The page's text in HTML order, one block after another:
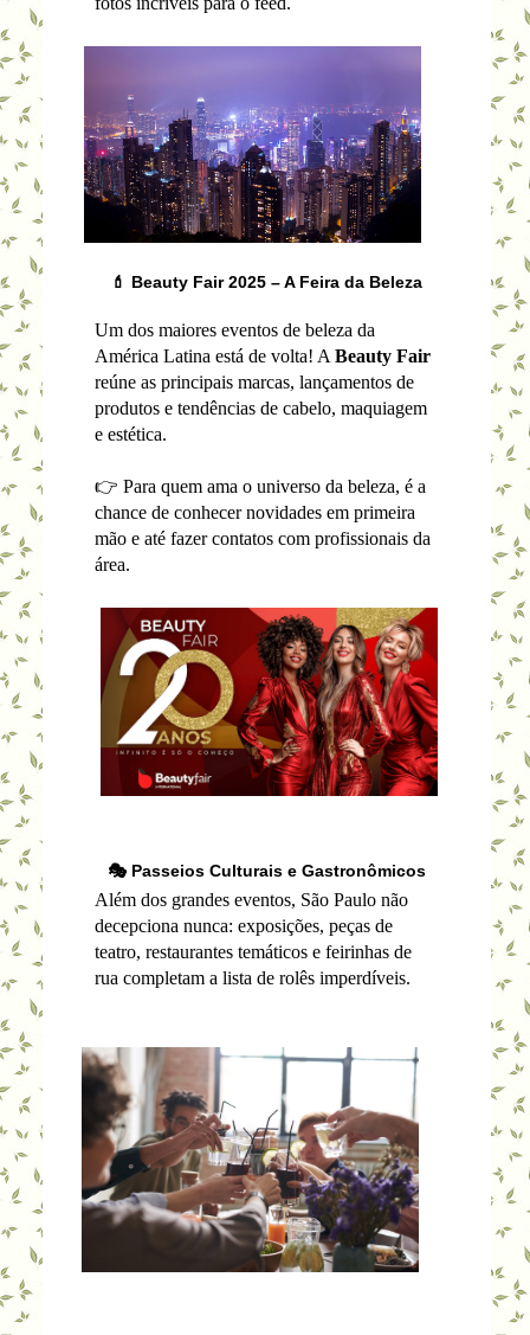
💄 Beauty Fair 2025 – A Feira da Beleza
Um dos maiores eventos de beleza da
América Latina está de volta! A Beauty Fair
reúne as principais marcas, lançamentos de
produtos e tendências de cabelo, maquiagem
e estética.
👉 Para quem ama o universo da beleza, é a
chance de conhecer novidades em primeira
mão e até fazer contatos com profissionais da
área.
🎭 Passeios Culturais e Gastronômicos
Além dos grandes eventos, São Paulo não
decepciona nunca: exposições, peças de
teatro, restaurantes temáticos e feirinhas de
rua completam a lista de rolês imperdíveis.